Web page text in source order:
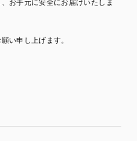
お手元に安全にお届けいたしま
い申し上げます。